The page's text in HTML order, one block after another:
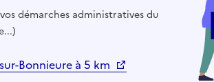
démarches administratives du
Bonnieure à 5 km